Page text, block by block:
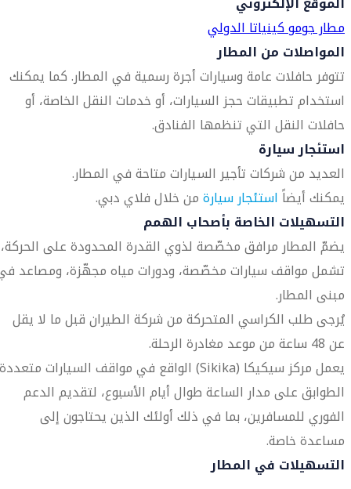
مطار جومو كينياتا الدولي
المواصلات من المطار
تتوفر حافلات عامة وسيارات أجرة رسمية في المطار. كما يمكنك
استخدام تطبيقات حجز السيارات، أو خدمات النقل الخاصة، أو
حافلات النقل التي تنظمها الفنادق.
استئجار سيارة
العديد من شركات تأجير السيارات متاحة في المطار.
يمكنك أيضاًاستئجار سيارةمن خلال فلاي دبي.
التسهيلات الخاصة بأصحاب الهمم
يضمّ المطار مرافق مخصّصة لذوي القدرة المحدودة على الحركة،
تشمل مواقف سيارات مخصّصة، ودورات مياه مجهّزة، ومصاعد
مبنى المطار.
يُرجى طلب الكراسي المتحركة من شركة الطيران قبل ما لا يقل
عن 48 ساعة من موعد مغادرة الرحلة.
يعمل مركز سيكيكا (Sikika) الواقع في مواقف السيارات متعددة
الطوابق على مدار الساعة طوال أيام الأسبوع، لتقديم الدعم
الفوري للمسافرين، بما في ذلك أولئك الذين يحتاجون إلى
مساعدة خاصة.
التسهيلات في المطار